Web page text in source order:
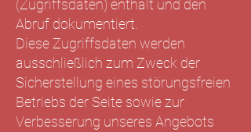
(Zugriffsdaten) enthält und den
Abruf dokumentiert.
Diese Zugriffsdaten werden
ausschließlich zum Zweck der
Sicherstellung eines störungsfreien
Betriebs der Seite sowie zur
Verbesserung unseres Angebots